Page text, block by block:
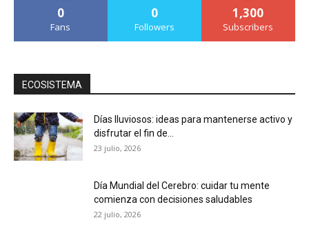
0
Fans
0
Followers
1,300
Subscribers
ECOSISTEMA
Días lluviosos: ideas para mantenerse activo y
disfrutar el fin de...
23 julio, 2026
Día Mundial del Cerebro: cuidar tu mente
comienza con decisiones saludables
22 julio, 2026